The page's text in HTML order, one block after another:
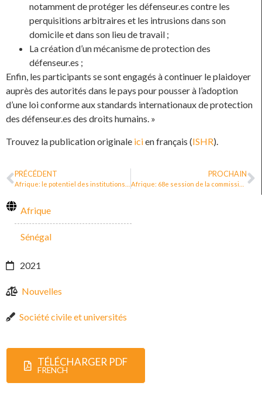
notamment de protéger les défenseur.es contre les
perquisitions arbitraires et les intrusions dans son
domicile et dans son lieu de travail ;
La création d’un mécanisme de protection des
défenseur.es ;
Enfin, les participants se sont engagés à continuer le plaidoyer
auprès des autorités dans le pays pour pousser à l’adoption
d’une loi conforme aux standards internationaux de protection
des défenseur.es des droits humains. »
Trouvez la publication originale icien français (ISHR).
PRÉCÉDENT PROCHAIN
Afrique
Sénégal
2021
Nouvelles
Société civile et universités
TÉLÉCHARGER PDF
FRENCH